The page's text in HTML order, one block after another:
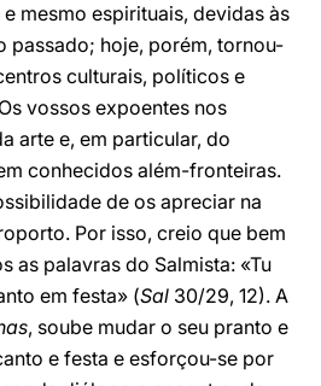
mesmo espirituais, devidas às
passado; hoje, porém, tornou-
culturais, políticos e
vossos expoentes nos
arte e, em particular, do
conhecidos além-fronteiras.
de os apreciar na
Por isso, creio que bem
as palavras do Salmista: «Tu
em festa» (Sal 30/29, 12). A
, soube mudar o seu pranto e
e festa e esforçou-se por